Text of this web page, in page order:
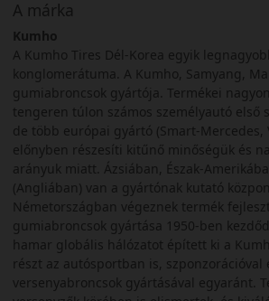
A márka
Kumho
A Kumho Tires Dél-Korea egyik
konglomerátuma. A Kumho, Samyang,
gumiabroncsok gyártója. Termékei
tengeren túlon számos személyautó első
de több európai gyártó (Smart-Mercedes,
előnyben részesíti kitűnő minőségük és
arányuk miatt. Ázsiában, Észak-
(Angliában) van a gyártónak kutató
Németországban végeznek termék
gumiabroncsok gyártása 1950-ben
hamar globális hálózatot épített ki a
részt az autósportban is, szponzorációval
versenyabroncsok gyártásával egyaránt.